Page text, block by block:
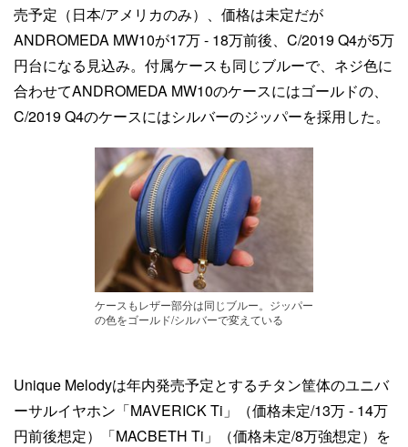
売予定（日本/アメリカのみ）、価格は未定だが
ANDROMEDA MW10が17万 - 18万前後、C/2019 Q4が5万
円台になる見込み。付属ケースも同じブルーで、ネジ色に
合わせてANDROMEDA MW10のケースにはゴールドの、
C/2019 Q4のケースにはシルバーのジッパーを採用した。
ケースもレザー部分は同じブルー。ジッパー
の色をゴールド/シルバーで変えている
Unique Melodyは年内発売予定とするチタン筐体のユニバ
ーサルイヤホン「MAVERICK Ti」（価格未定/13万 - 14万
円前後想定）「MACBETH Ti」（価格未定/8万強想定）を